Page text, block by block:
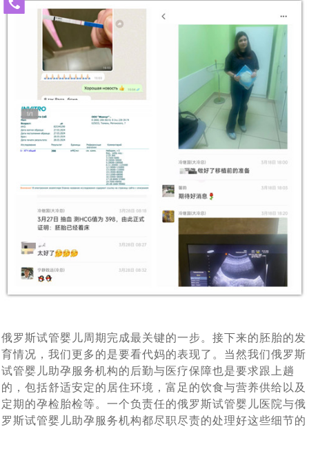
公，孩子得要一个 [2023-09-06]
做试管婴儿给我们带来了什么?45岁失独妈妈做俄罗斯试
管婴儿终好孕 [2023-07-12]
从千分之五到79.3%的活产率，俄罗斯第三代试管婴儿科
技助力实现双胞胎梦想
我国已有100多万个“失独”家庭，俄罗斯代孕与试管婴儿合
力助孕生子抚慰失独之家 [2023-06-29]
格鲁吉亚格鲁吉亚总理提出禁止给外国人代孕，试管婴儿
技术备受关注 [2023-06-21]
北京姚女士夫妇带父赴俄罗斯做试管婴儿，一起见证解冻
3年前冻卵，冻卵16颗，解冻15颗，成功配成12颗 [2023-
06-13]
2023全球生育率均趋持续下跌态势，新的生育方式崛起
——试管婴儿与第三方代怀助您成功抱娃！ [2023-06-07]
改变命运！AMH仅为0.18的卵巢早衰女性，在俄罗斯试管
[2023-06-06]
北京31岁男子赴莫斯科做试管婴儿考察，俄罗斯代孕助孕
机结构提供全方位支持与协助 [2023-06-01]
该考虑了，独生子女的养老焦虑问题即将来临，现在赴俄
罗斯试管婴儿生个二胎三胎还来得及 [2023-05-29]
单身女士想先赴俄罗斯试管婴儿取卵，承诺自己三年内如
[2023-05-22]
53岁绝经女性，如何逆袭自行生育_未婚单身大龄女性能
赴俄罗斯试管助孕生宝宝
从美国试管婴儿诊所再现冷藏设备故障事件，解说库拉科
夫国家妇产围产医学研究中如何科学监管冻卵/胚 [2023-
单身大龄女性做试管婴儿求子历程与养娃生活写照分享
想而生 [2023-03-27]
美国夫妇也来俄罗斯代怀求子，没有人和钱过意不去，俄
罗斯试管婴儿性价比真的很高 [2023-03-24]
借精生子，不失为一个好选择，您有想过赴俄罗斯做试管
婴儿吗 [2023-03-14]
热点：“父子三人连接患癌”引社会关注，生殖专家介绍俄
罗斯第三代试管婴儿如何阻断基因遗传 [2023-02-11]
赴俄罗斯试管婴儿，您最“怕”什么_常见顾虑全解
俄罗斯试管婴儿周期完成最关键的一步。接下来的胚胎的发
育情况，我们更多的是要看代妈的表现了。当然我们俄罗斯
试管婴儿助孕服务机构的后勤与医疗保障也是要求跟上趟
的，包括舒适安定的居住环境，富足的饮食与营养供给以及
定期的孕检胎检等。一个负责任的俄罗斯试管婴儿医院与俄
罗斯试管婴儿助孕服务机构都尽职尽责的处理好这些细节的
免
费
热
线
400-
3185